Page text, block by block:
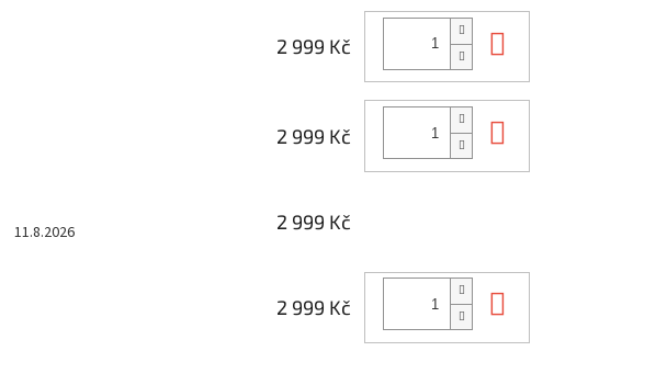
2 999 Kč
2 999 Kč
11.8.2026 2 999 Kč
2 999 Kč